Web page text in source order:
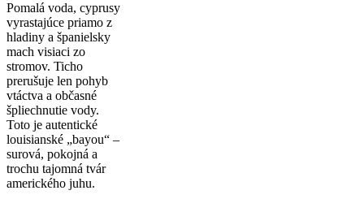
Pomalá voda, cyprusy
vyrastajúce priamo z
hladiny a španielsky
mach visiaci zo
stromov. Ticho
prerušuje len pohyb
vtáctva a občasné
špliechnutie vody.
Toto je autentické
louisian­ské „bayou“ –
surová, pokojná a
trochu tajomná tvár
amerického juhu.